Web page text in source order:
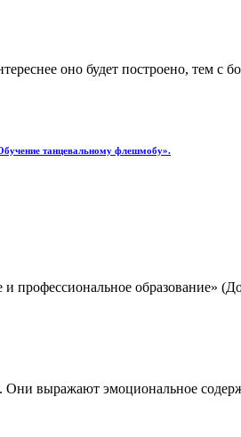
оно будет построено, тем с
танцевальному флешмобу».
образование»
выражают эмоциональное